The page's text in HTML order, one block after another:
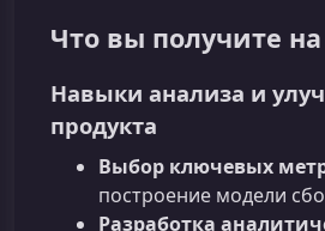
Что вы получите на
Навыки анализа и
продукта
Выбор ключевых
построение модели
Разработка